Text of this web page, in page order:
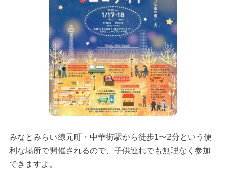
みなとみらい線元町・中華街駅から徒歩1〜2分という便
利な場所で開催されるので、子供連れでも無理なく参加
できますよ。